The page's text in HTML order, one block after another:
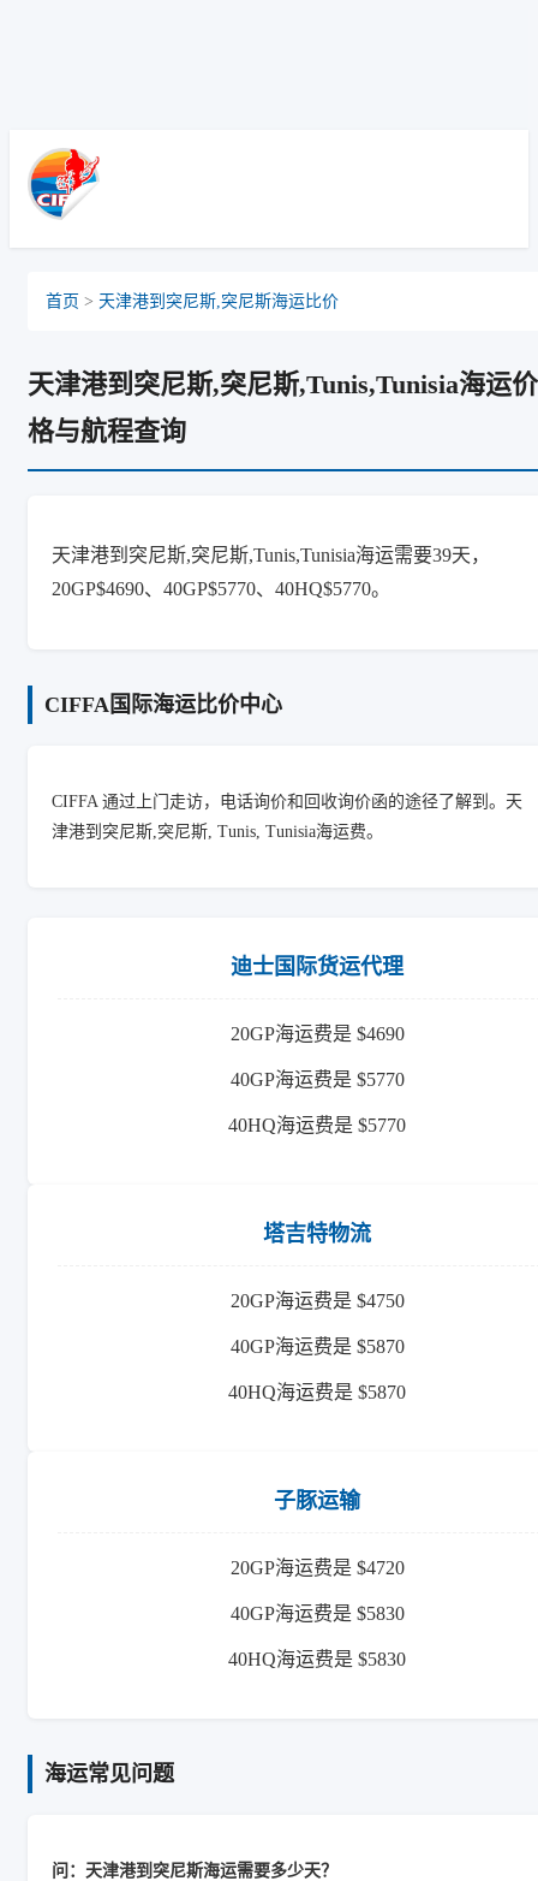
首页 > 天津港到突尼斯,突尼斯海运比价
天津港到突尼斯,突尼斯,Tunis,Tunisia海运价
格与航程查询
天津港到突尼斯,突尼斯,Tunis,Tunisia海运需要39天，
20GP$4690、40GP$5770、40HQ$5770。
CIFFA国际海运比价中心
CIFFA 通过上门走访，电话询价和回收询价函的途径了解到。天
津港到突尼斯,突尼斯, Tunis, Tunisia海运费。
迪士国际货运代理
20GP海运费是 $4690
40GP海运费是 $5770
40HQ海运费是 $5770
塔吉特物流
20GP海运费是 $4750
40GP海运费是 $5870
40HQ海运费是 $5870
子豚运输
20GP海运费是 $4720
40GP海运费是 $5830
40HQ海运费是 $5830
海运常见问题
问：天津港到突尼斯海运需要多少天？